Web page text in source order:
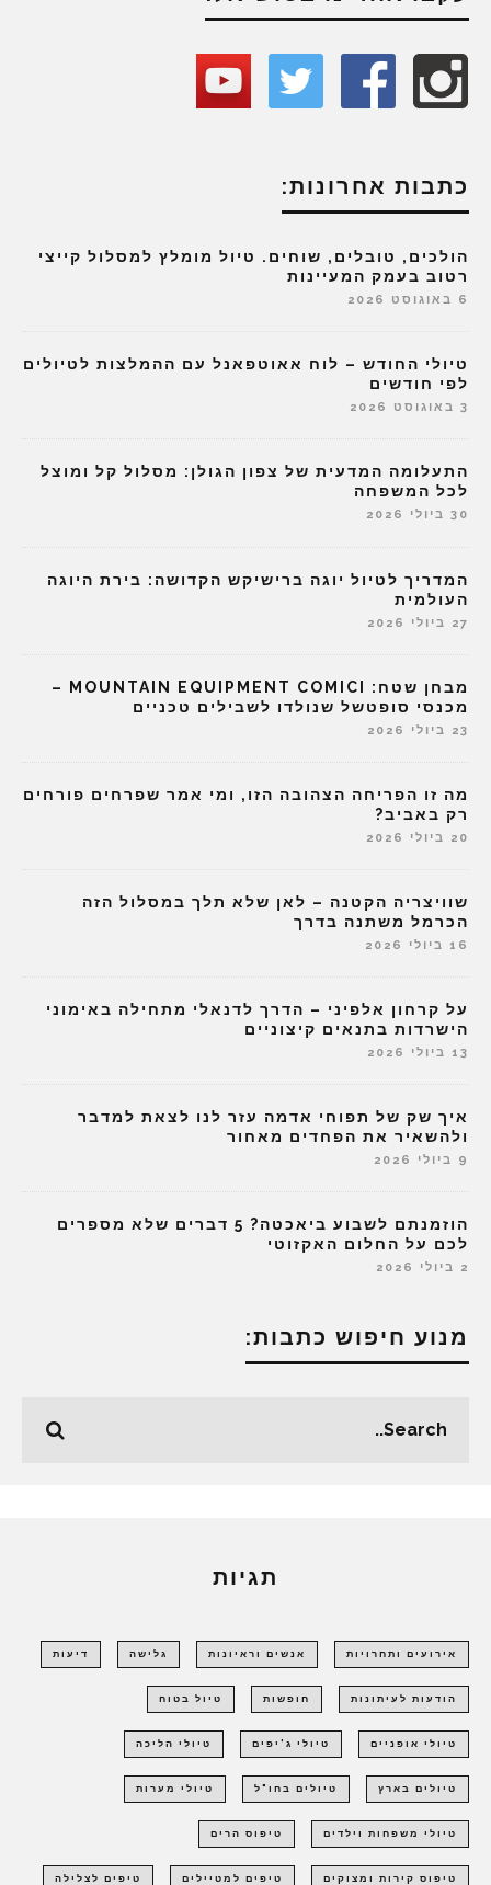
כתבות אחרונות:
הולכים, טובלים, שוחים. טיול מומלץ למסלול קייצי
רטוב בעמק המעיינות
6 באוגוסט 2026
טיולי החודש – לוח אאוטפאנל עם ההמלצות לטיולים
לפי חודשים
3 באוגוסט 2026
התעלומה המדעית של צפון הגולן: מסלול קל ומוצל
לכל המשפחה
30 ביולי 2026
המדריך לטיול יוגה ברישיקש הקדושה: בירת היוגה
העולמית
27 ביולי 2026
מבחן שטח: MOUNTAIN EQUIPMENT COMICI –
מכנסי סופטשל שנולדו לשבילים טכניים
23 ביולי 2026
מה זו הפריחה הצהובה הזו, ומי אמר שפרחים פורחים
רק באביב?
20 ביולי 2026
שוויצריה הקטנה – לאן שלא תלך במסלול הזה
הכרמל משתנה בדרך
16 ביולי 2026
על קרחון אלפיני – הדרך לדנאלי מתחילה באימוני
הישרדות בתנאים קיצוניים
13 ביולי 2026
איך שק של תפוחי אדמה עזר לנו לצאת למדבר
ולהשאיר את הפחדים מאחור
9 ביולי 2026
הוזמנתם לשבוע ביאכטה? 5 דברים שלא מספרים
לכם על החלום האקזוטי
2 ביולי 2026
מנוע חיפוש כתבות:
תגיות
אירועים ותחרויות אנשים וראיונות גלישה דיעות
הודעות לעיתונות חופשות טיול בטוח
טיולי אופניים טיולי ג'יפים טיולי הליכה
טיולים בארץ טיולים בחו"ל טיולי מערות
טיולי משפחות וילדים טיפוס הרים
טיפוס קירות ומצוקים טיפים למטיילים טיפים לצלילה